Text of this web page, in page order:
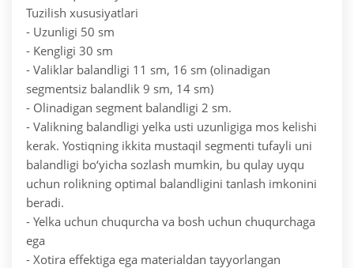
Tuzilish xususiyatlari
- Uzunligi 50 sm
- Kengligi 30 sm
- Valiklar balandligi 11 sm, 16 sm (olinadigan
segmentsiz balandlik 9 sm, 14 sm)
- Olinadigan segment balandligi 2 sm.
- Valikning balandligi yelka usti uzunligiga mos kelishi
kerak. Yostiqning ikkita mustaqil segmenti tufayli uni
balandligi bo‘yicha sozlash mumkin, bu qulay uyqu
uchun rolikning optimal balandligini tanlash imkonini
beradi.
- Yelka uchun chuqurcha va bosh uchun chuqurchaga
ega
- Xotira effektiga ega materialdan tayyorlangan